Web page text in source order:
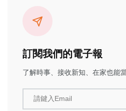
訂閱我們的電子報
了解時事、接收新知、在家也能
請鍵入Email